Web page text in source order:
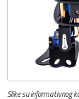
Slike su informativnog